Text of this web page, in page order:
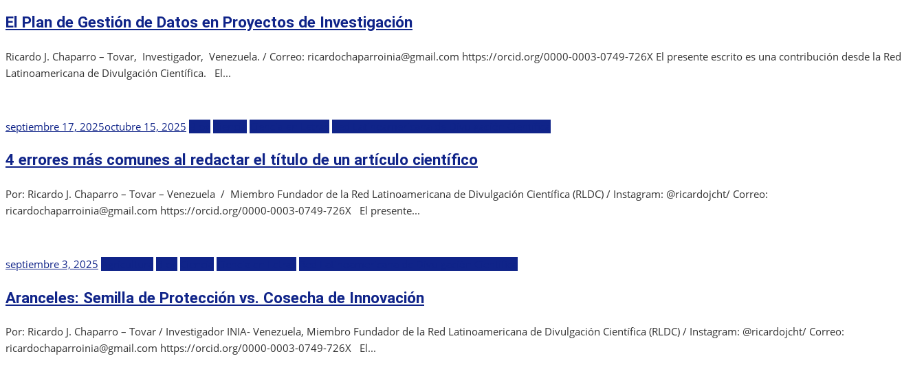
El Plan de Gestión de Datos en Proyectos de Investigación
Ricardo J. Chaparro – Tovar, Investigador, Venezuela. / Correo: ricardochaparroinia@gmail.com https://orcid.org/0000-0003-0749-726X El presente escrito es una contribución desde la Red
Latinoamericana de Divulgación Científica. El...
Publicada
septiembre 17, 2025octubre 15, 2025
4 errores más comunes al redactar el título de un artículo científico
Por: Ricardo J. Chaparro – Tovar – Venezuela / Miembro Fundador de la Red Latinoamericana de Divulgación Científica (RLDC) / Instagram: @ricardojcht/ Correo:
ricardochaparroinia@gmail.com https://orcid.org/0000-0003-0749-726X El presente...
Publicada
septiembre 3, 2025
Aranceles: Semilla de Protección vs. Cosecha de Innovación
Por: Ricardo J. Chaparro – Tovar / Investigador INIA- Venezuela, Miembro Fundador de la Red Latinoamericana de Divulgación Científica (RLDC) / Instagram: @ricardojcht/ Correo:
ricardochaparroinia@gmail.com https://orcid.org/0000-0003-0749-726X El...